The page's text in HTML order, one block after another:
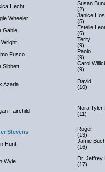
Hecht
Susan
(2)
Wheeler
Janice
(5)
Gable
Estelle
(6)
Wright
Terry
(9)
Fusco
Paolo
(9)
Sibbett
Carol
(9)
Azaria
David
(10)
Fairchild
Nora Tyler
(11)
Stevens
Roger
(13)
Hunt
Jamie
(16)
Wyle
Dr. Jeffrey
(17)